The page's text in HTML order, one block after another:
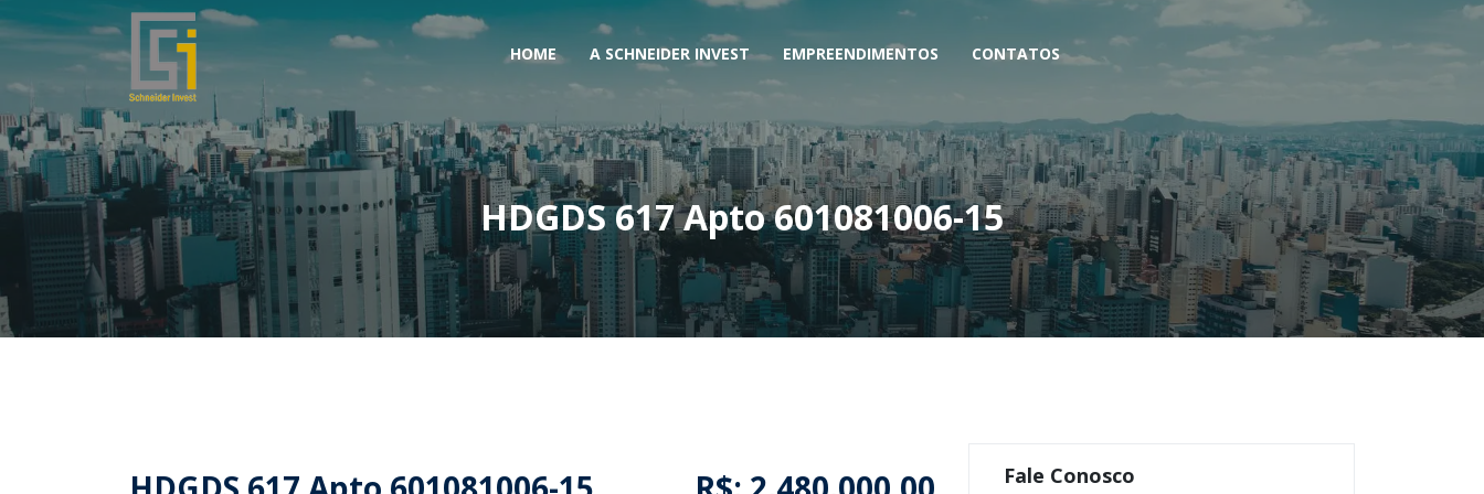
HOME A SCHNEIDER INVEST EMPREENDIMENTOS CONTATOS
HDGDS 617 Apto 601081006-15
Fale Conosco